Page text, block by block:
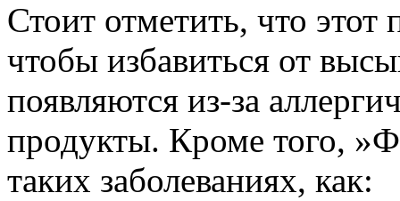
Стоит отметить, что этот
чтобы избавиться от
появляются из-за
продукты. Кроме того,
таких заболеваниях, как: